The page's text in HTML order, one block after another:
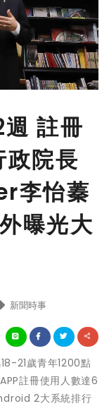
註冊
院長
李怡蓁
曝光大
新聞時事
21歲青年1200點
註冊使用人數達6
2大系統排行